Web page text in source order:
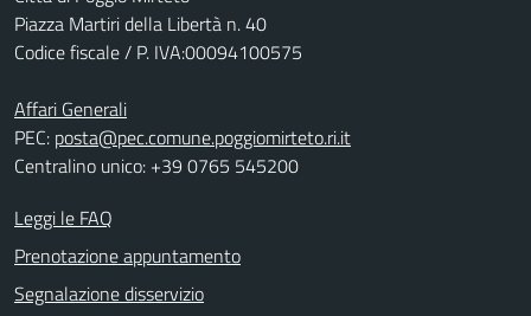
Piazza Martiri della Libertà n. 40
Codice fiscale / P. IVA:00094100575
Affari Generali
PEC: posta@pec.comune.poggiomirteto.ri.it
Centralino unico: +39 0765 545200
Leggi le FAQ
Prenotazione appuntamento
Segnalazione disservizio